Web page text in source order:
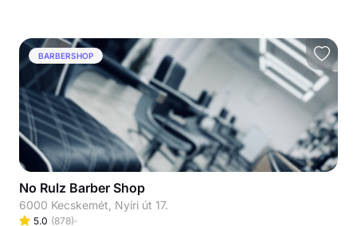
BARBERSHOP
No Rulz Barber Shop
6000 Kecskemét, Nyíri út 17.
5.0 (878)